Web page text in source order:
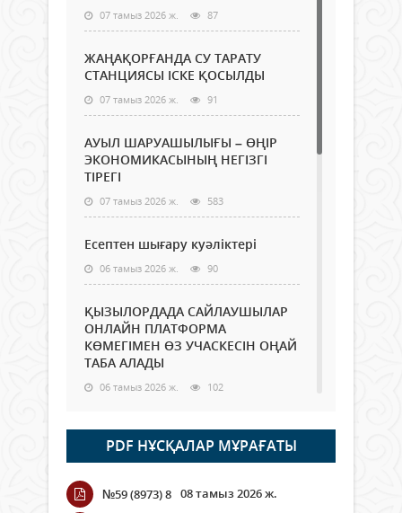
07 тамыз 2026 ж. 87
ЖАҢАҚОРҒАНДА СУ ТАРАТУ
СТАНЦИЯСЫ ІСКЕ ҚОСЫЛДЫ
07 тамыз 2026 ж. 91
АУЫЛ ШАРУАШЫЛЫҒЫ – ӨҢІР
ЭКОНОМИКАСЫНЫҢ НЕГІЗГІ
ТІРЕГІ
07 тамыз 2026 ж. 583
Есептен шығару куәліктері
06 тамыз 2026 ж. 90
ҚЫЗЫЛОРДАДА САЙЛАУШЫЛАР
ОНЛАЙН ПЛАТФОРМА
КӨМЕГІМЕН ӨЗ УЧАСКЕСІН ОҢАЙ
ТАБА АЛАДЫ
06 тамыз 2026 ж. 102
Open Air: Қызылорда облысы
полиция департаменті 20
мыңнан астам көрерменнің
қауіпсіздігін қамтамасыз етті
06 тамыз 2026 ж.
PDF НҰСҚАЛАР МҰРАҒАТЫ
№59 (8973) 8 08 тамыз 2026 ж.